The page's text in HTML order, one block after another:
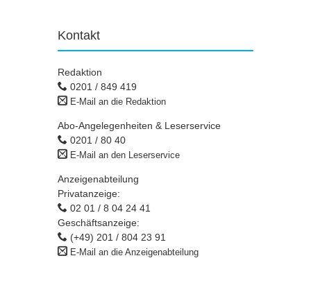
Kontakt
Redaktion
0201 / 849 419
E-Mail an die Redaktion
Abo-Angelegenheiten & Leserservice
0201 / 80 40
E-Mail an den Leserservice
Anzeigenabteilung
Privatanzeige:
02 01 / 8 04 24 41
Geschäftsanzeige:
(+49) 201 / 804 23 91
E-Mail an die Anzeigenabteilung